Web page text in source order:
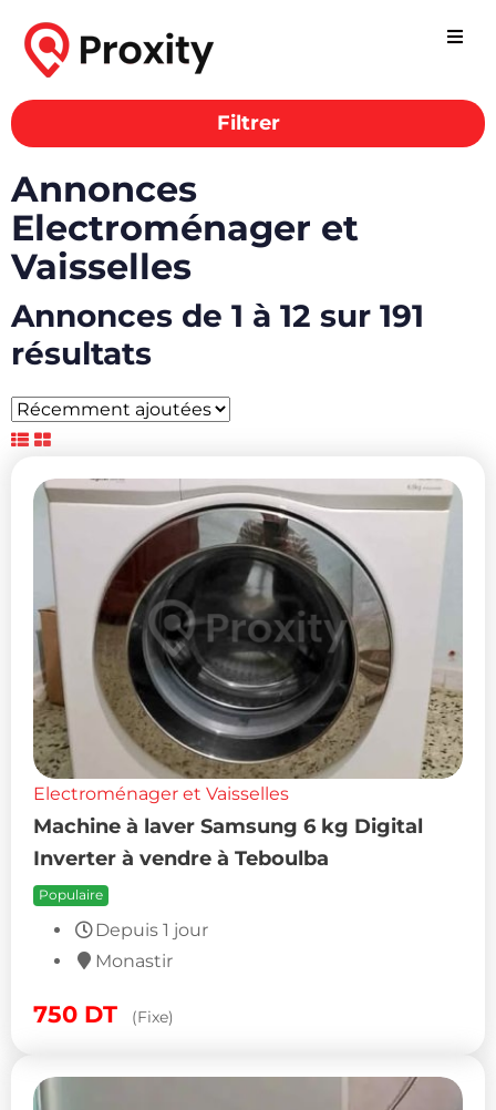
Filtrer
Annonces
Electroménager et
Vaisselles
Annonces de 1 à 12 sur 191
résultats
Electroménager et Vaisselles
Machine à laver Samsung 6 kg Digital
Inverter à vendre à Teboulba
Populaire
Depuis 1 jour
Monastir
750 DT (Fixe)